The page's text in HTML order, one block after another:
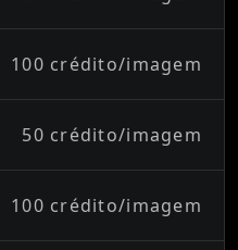
100 crédito/imagem
50 crédito/imagem
100 crédito/imagem